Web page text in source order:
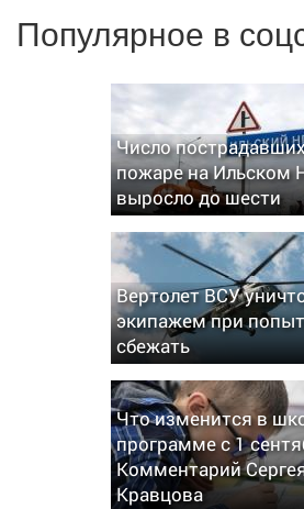
Популярное в
Число
пожаре на Ильском
выросло до шести
Вертолет ВСУ
экипажем при
сбежать
Что изменится в
программе с 1
Комментарий
Кравцова